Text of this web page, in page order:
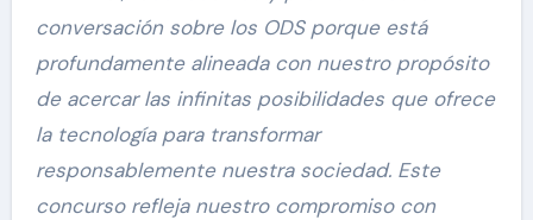
conversación sobre los ODS porque está
profundamente alineada con nuestro propósito
de acercar las infinitas posibilidades que ofrece
la tecnología para transformar
responsablemente nuestra sociedad. Este
concurso refleja nuestro compromiso con